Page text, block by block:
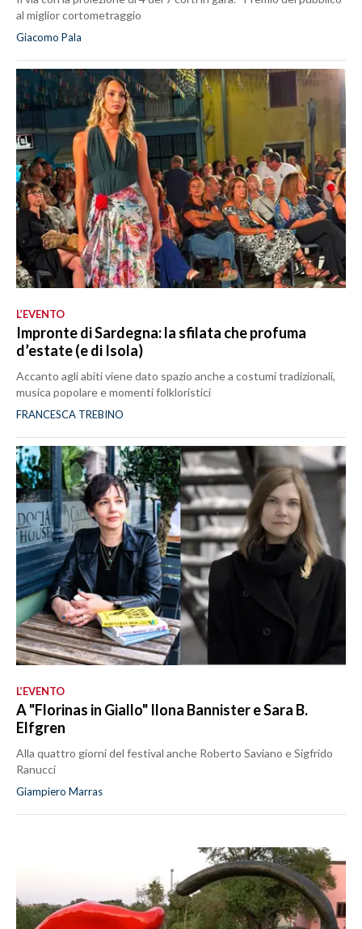
al miglior cortometraggio
Giacomo Pala
L’EVENTO
Impronte di Sardegna: la sfilata che profuma
d’estate (e di Isola)
Accanto agli abiti viene dato spazio anche a costumi tradizionali,
musica popolare e momenti folkloristici
FRANCESCA TREBINO
L’EVENTO
A "Florinas in Giallo" Ilona Bannister e Sara B.
Elfgren
Alla quattro giorni del festival anche Roberto Saviano e Sigfrido
Ranucci
Giampiero Marras